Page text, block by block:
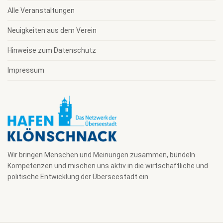
Alle Veranstaltungen
Neuigkeiten aus dem Verein
Hinweise zum Datenschutz
Impressum
Wir bringen Menschen und Meinungen zusammen, bündeln
Kompetenzen und mischen uns aktiv in die wirtschaftliche und
politische Entwicklung der Überseestadt ein.